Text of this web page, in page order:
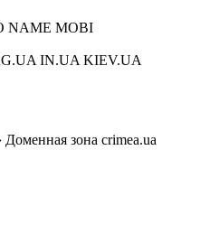
NAME MOBI
IN.UA KIEV.UA
Доменная зона crimea.ua